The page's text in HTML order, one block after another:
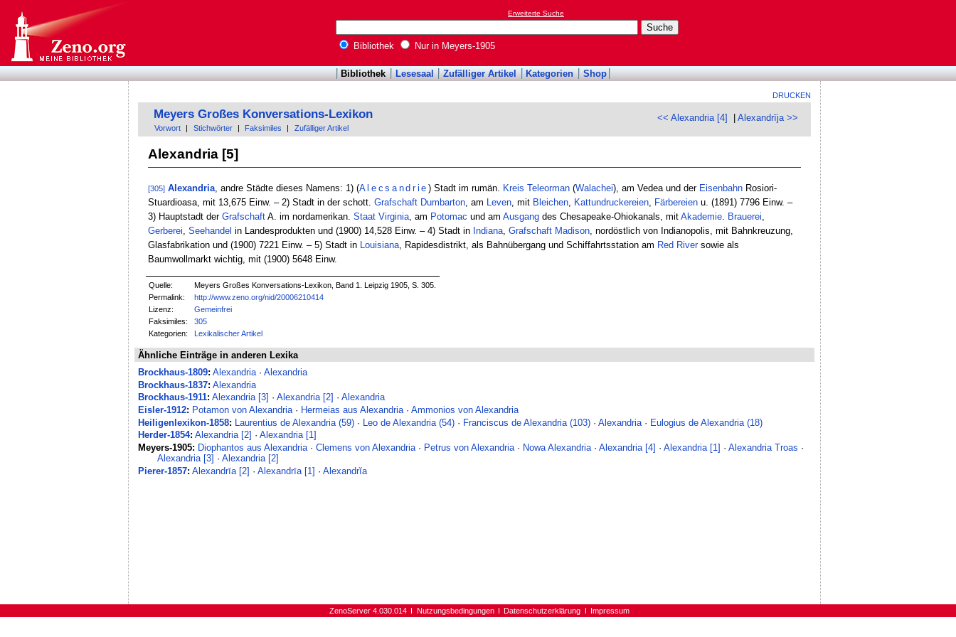
Erweiterte Suche
Bibliothek Nur in Meyers-1905
Bibliothek Lesesaal Zufälliger Artikel Kategorien Shop
DRUCKEN
<< Alexandria [4] |Alexandrīja >>
Meyers Großes Konversations-Lexikon
Vorwort Stichwörter Faksimiles Zufälliger Artikel
Alexandria [5]
[305] Alexandria, andre Städte dieses Namens: 1) (Alecsandrie ) Stadt im rumän. Kreis Teleorman (Walachei), am Vedea und der Eisenbahn Rosiori-
Stuardioasa, mit 13,675 Einw. – 2) Stadt in der schott. Grafschaft Dumbarton, am Leven, mit Bleichen, Kattundruckereien, Färbereienu. (1891) 7796 Einw. –
3) Hauptstadt der GrafschaftA. im nordamerikan. Staat Virginia, am Potomac und am Ausgangdes Chesapeake-Ohiokanals, mit Akademie. Brauerei
Gerberei Seehandel in Landesprodukten und (1900) 14,528 Einw. – 4) Stadt in Indiana, Grafschaft Madison, nordöstlich von Indianopolis, mit Bahnkreuzung,
Glasfabrikation und (1900) 7221 Einw. – 5) Stadt in
Louisiana, Rapidesdistrikt, als Bahnübergang und Schiffahrtsstation am Red Riversowie als
Baumwollmarkt wichtig, mit (1900) 5648 Einw.
Quelle:
Meyers Großes Konversations-Lexikon, Band 1. Leipzig 1905, S. 305.
Permalink:
http://www.zeno.org/nid/20006210414
Lizenz:
Gemeinfrei
Faksimiles:
305
Kategorien:
Lexikalischer Artikel
Ähnliche Einträge in anderen Lexika
Brockhaus-1809: Alexandria·Alexandria
Brockhaus-1837: Alexandria
Brockhaus-1911: Alexandria [3] ·Alexandria [2] ·Alexandria
Eisler-1912: Potamon von Alexandria· Hermeias aus Alexandria·Ammonios von Alexandria
Heiligenlexikon-1858: Laurentius de Alexandria (59) · Leo de Alexandria (54) · Franciscus de Alexandria (103) ·Alexandria · Eulogius de Alexandria (18)
Herder-1854: Alexandria [2] ·Alexandria [1]
Meyers-1905: Diophantos aus Alexandria·Clemens von Alexandria· Petrus von Alexandria· Nowa Alexandria·Alexandria [4] ·Alexandria [1] ·Alexandria Troas ·
Alexandria [3] · Alexandria [2]
Pierer-1857: Alexandrīa [2] ·Alexandrīa [1] ·Alexandrĭa
ZenoServer 4.030.014 Nutzungsbedingungen Datenschutzerklärung Impressum